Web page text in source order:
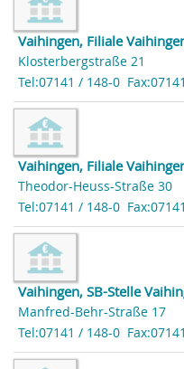
Vaihingen, Filiale
Klosterbergstraße 21
Tel:07141 / 148-0
Vaihingen, Filiale
Theodor-Heuss-Straße 30
Tel:07141 / 148-0
Vaihingen, SB-Stelle
Manfred-Behr-Straße 17
Tel:07141 / 148-0